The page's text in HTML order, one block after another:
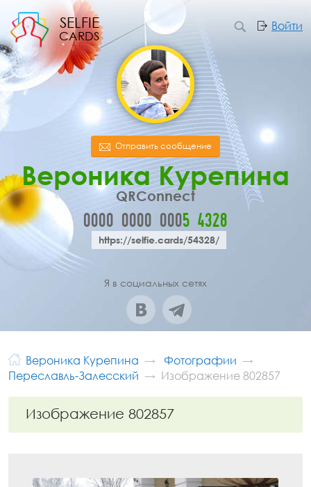
SELFIE
CARDS
Войти
Отправить сообщение
Вероника Курепина
QRConnect
0000 0000 0005 4328
https://selfie.cards/54328/
Я в социальных сетях
Вероника Курепина
Фотографии
Переславль-Залесский
Изображение 802857
Изображение 802857